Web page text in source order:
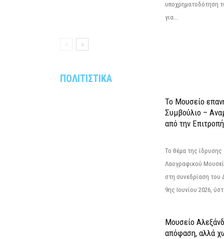
υποχρηματοδότηση
για...
ΠΟΛΙΤΙΣΤΙΚΑ
Το Μουσείο
Συμβούλιο –
από την Επιτροπή
Το θέμα της ίδρυσης
Λαογραφικού
στη συνεδρίαση του
9ης Ιουνίου 2026,
Μουσείο
απόφαση, αλλά